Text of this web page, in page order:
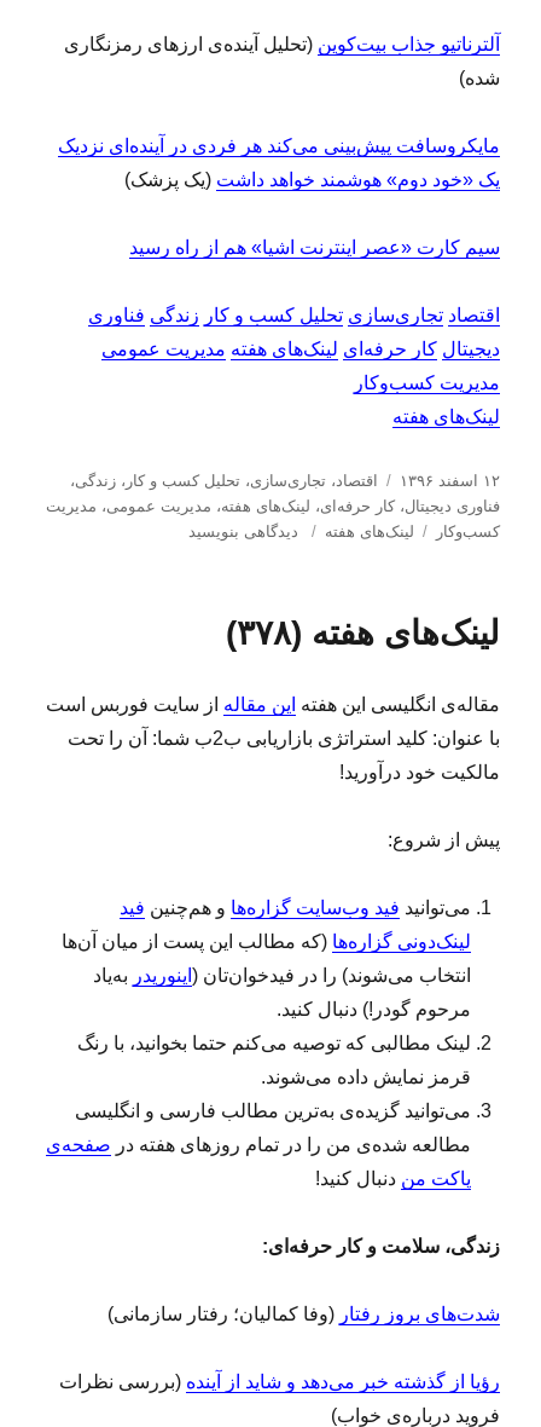
آلترناتیو جذاب بیت‌کوین (تحلیل آینده‌ی ارزهای رمزنگاری
شده)
مایکروسافت پیش‌بینی می‌کند هر فردی در آینده‌ای نزدیک
یک «خود دوم» هوشمند خواهد داشت (یک پزشک)
سیم کارت «عصر اینترنت اشیا» هم از راه رسید
اقتصاد تجاری‌سازی تحلیل کسب و کار زندگی فناوری
دیجیتال کار حرفه‌ای لینک‌های هفته مدیریت عمومی
مدیریت کسب‌و‌کار
لینک‌های هفته
ا
ر
س
ر
۱۲ اسفند ۱۳۹۶
د
س
ت
اقتصاد ،تجاری‌سازی،تحلیل كسب و كار ،زندگی،
فناوری دیجیتال،کار حرفه‌ای، لینک‌های هفته، مدیریت عمومی، مدیریت
كسب‌و‌كار
ب
ب‌
لینک‌های هفته
ل
ک‌
ه
(
۹
)
دیدگاهی بنویسید
لینک‌های هفته (۳۷۸)
مقاله‌ی انگلیسی این هفته این مقاله از سایت فوربس است
با عنوان: کلید استراتژی بازاریابی ب2ب شما: آن را تحت
مالکیت خود درآورید!
پیش از شروع:
می‌توانید فید وب‌سایت گزاره‌ها و هم‌چنین فید
لینک‌دونی گزاره‌ها (که مطالب این پست از میان آن‌ها
انتخاب می‌شوند) را در فیدخوان‌تان ( اینوریدر به‌یاد
مرحوم گودر!) دنبال کنید.
لینک‌ مطالبی که توصیه می‌کنم حتما بخوانید، با رنگ
قرمز نمایش داده می‌شوند.
می‌توانید گزیده‌ی به‌ترین مطالب فارسی و انگلیسی
مطالعه‌ شده‌ی من را در تمام روزهای هفته در صفحه‌ی
پاکت من دنبال کنید!
زندگی، سلامت و کار حرفه‌ای:
شدت‌های بروز رفتار (وفا کمالیان؛ رفتار سازمانی)
رؤیا از گذشته خبر می‌دهد و شاید از آینده (بررسی نظرات
فروید درباره‌ی خواب)